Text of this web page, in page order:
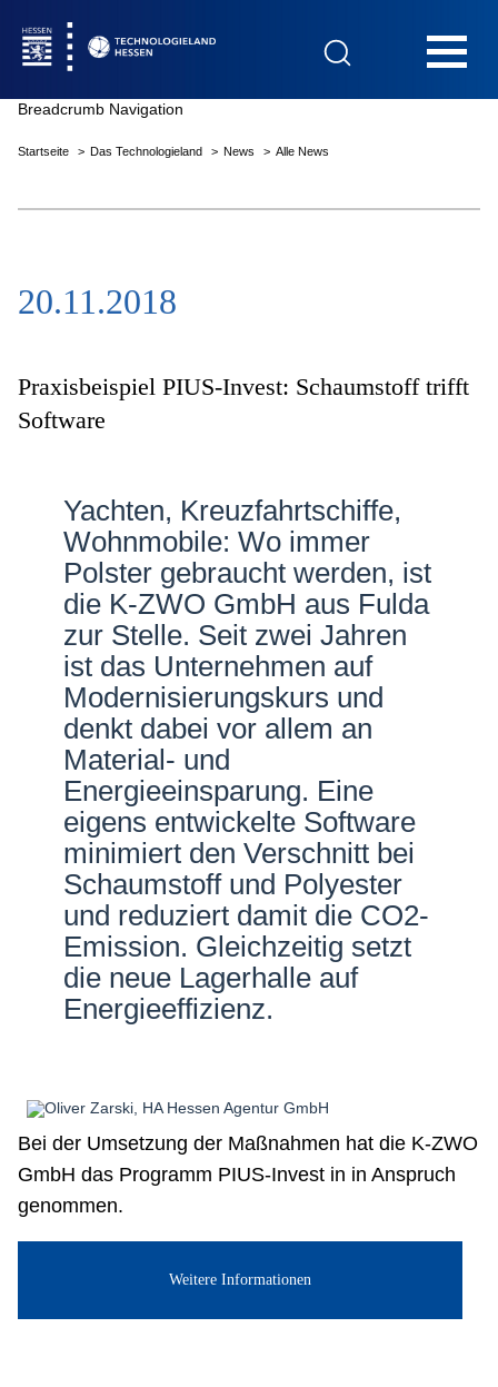
Das Technologieland
Innovationsfelder
Netzwerke
Breadcrumb Navigation
Startseite Das Technologieland News Alle News
20.11.2018
Praxisbeispiel PIUS-Invest: Schaumstoff trifft
Software
Yachten, Kreuzfahrtschiffe,
Wohnmobile: Wo immer
Polster gebraucht werden, ist
die K-ZWO GmbH aus Fulda
zur Stelle. Seit zwei Jahren
ist das Unternehmen auf
Modernisierungskurs und
denkt dabei vor allem an
Material- und
Energieeinsparung. Eine
eigens entwickelte Software
minimiert den Verschnitt bei
Schaumstoff und Polyester
und reduziert damit die CO2-
Emission. Gleichzeitig setzt
die neue Lagerhalle auf
Energieeffizienz.
Bei der Umsetzung der Maßnahmen hat die K-ZWO
GmbH das Programm PIUS-Invest in in Anspruch
genommen.
Weitere Informationen